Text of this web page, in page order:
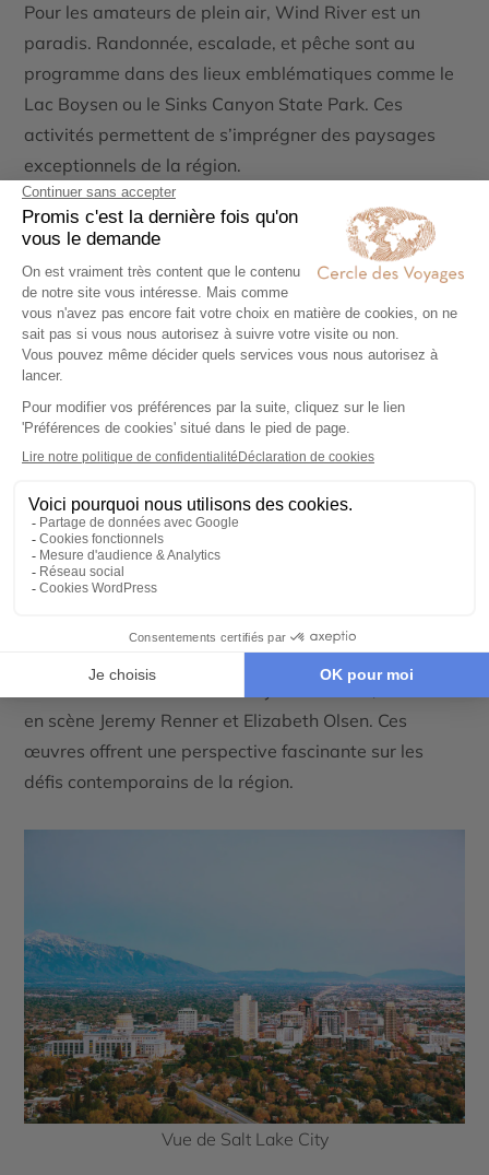
Pour les amateurs de plein air, Wind River est un
paradis. Randonnée, escalade, et pêche sont au
programme dans des lieux emblématiques comme le
Lac Boysen ou le Sinks Canyon State Park. Ces
activités permettent de s’imprégner des paysages
exceptionnels de la région.
Événements culturels et festivals
Les festivals culturels, tels que les pow-wow
estivaux, rassemblent des centaines de participants.
Ces événements mettent en avant la danse, la
musique, et l’artisanat indigènes, offrant aux visiteurs
une immersion inoubliable.
La découverte de l’art et l’artisanat indigène
Les artisans locaux, qu’ils soient bijoutiers ou potiers,
créations, ils racontent l’histoire de leurs peuples,
reliant passé et présent avec une touche artistique
unique.
La réserve de Wind River a inspiré de nombreux films,
Taylor Sheridan
en scène Jeremy Renner et Elizabeth Olsen. Ces
œuvres offrent une perspective fascinante sur les
défis contemporains de la région.
Vue de Salt Lake City